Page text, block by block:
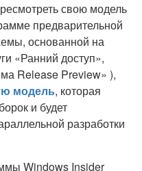
свою модель
предварительной
основанной на
«Ранний доступ»,
Release Preview» ),
модель, которая
и будет
разработки